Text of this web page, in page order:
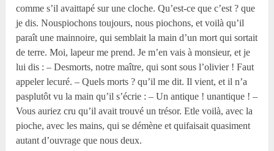
comme s’il avaittapé sur une cloche. Qu’est-ce que c’est ? que
je dis. Nouspiochons toujours, nous piochons, et voilà qu’il
paraît une mainnoire, qui semblait la main d’un mort qui sortait
de terre. Moi, lapeur me prend. Je m’en vais à monsieur, et je
lui dis : – Desmorts, notre maître, qui sont sous l’olivier ! Faut
appeler lecuré. – Quels morts ? qu’il me dit. Il vient, et il n’a
pasplutôt vu la main qu’il s’écrie : – Un antique ! unantique ! –
Vous auriez cru qu’il avait trouvé un trésor. Etle voilà, avec la
pioche, avec les mains, qui se démène et quifaisait quasiment
autant d’ouvrage que nous deux.